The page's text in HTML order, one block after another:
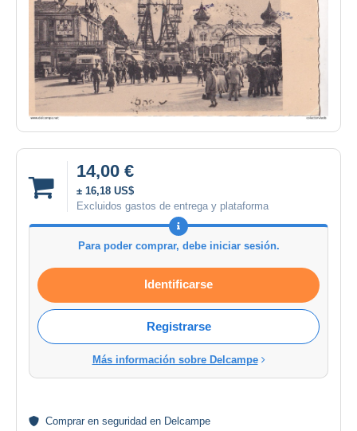
14,00 €
± 16,18 US$
Excluidos gastos de entrega y plataforma
Para poder comprar, debe iniciar sesión.
Identificarse
Registrarse
Más información sobre Delcampe
Comprar en seguridad en Delcampe